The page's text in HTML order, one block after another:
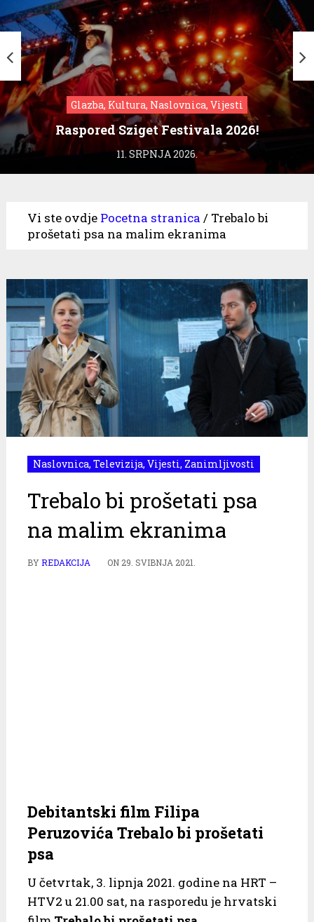
Glazba, Kultura, Naslovnica, Vijesti
Raspored Sziget Festivala 2026!
11. SRPNJA 2026.
Vi ste ovdje Pocetna stranica / Trebalo bi
prošetati psa na malim ekranima
Naslovnica, Televizija, Vijesti, Zanimljivosti
Trebalo bi prošetati psa
na malim ekranima
BYREDAKCIJA ON 29. SVIBNJA 2021.
Debitantski film Filipa
Peruzovića Trebalo bi prošetati
psa
U četvrtak, 3. lipnja 2021. godine na HRT –
HTV2 u 21.00 sat, na rasporedu je hrvatski